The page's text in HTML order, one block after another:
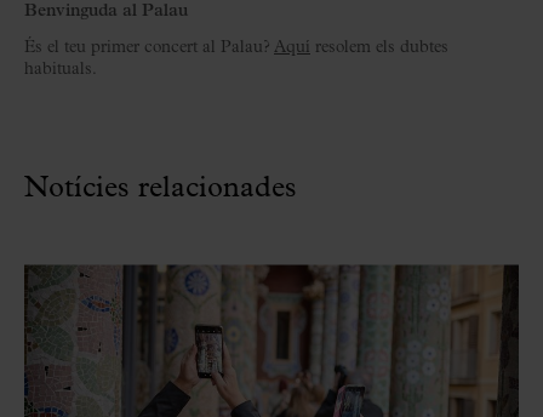
Benvinguda al Palau
És el teu primer concert al Palau? Aquí resolem els dubtes
habituals.
Notícies relacionades